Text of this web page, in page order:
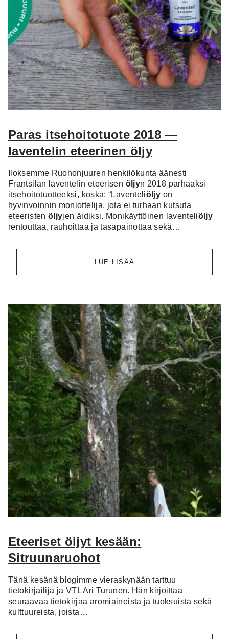
Paras itsehoitotuote 2018 —
laventelin eteerinen öljy
Iloksemme Ruohonjuuren henkilökunta äänesti
Frantsilan laventelin eteerisen öljyn 2018 parhaaksi
itsehoitotuotteeksi, koska; “Laventeliöljy on
hyvinvoinnin moniottelija, jota ei turhaan kutsuta
eteeristen öljyjen äidiksi. Monikäyttöinen laventeliöljy
rentouttaa, rauhoittaa ja tasapainottaa sekä…
LUE LISÄÄ
Eteeriset öljyt kesään:
Sitruunaruohot
Tänä kesänä blogimme vieraskynään tarttuu
tietokirjailija ja VTL Ari Turunen. Hän kirjoittaa
seuraavaa tietokirjaa aromiaineista ja tuoksuista sekä
kulttuureista, joista…